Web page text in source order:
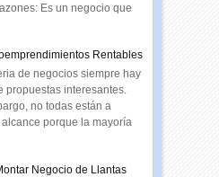
Es un negocio que
Rentables
de negocios siempre hay
propuestas interesantes.
no todas están a
porque la mayoría
Negocio de Llantas